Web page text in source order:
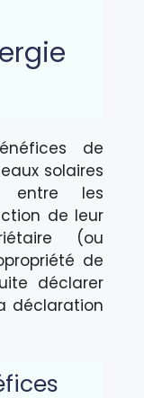
de
solaires
entre les
de leur
(ou
de
déclarer
déclaration